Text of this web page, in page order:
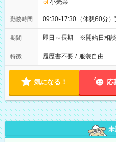
小売業
勤務時間 09:30-17:30（休憩60分）
期間 即日～長期 ※開始日相談
特徴 履歴書不要 / 服装自由
気になる！ 応